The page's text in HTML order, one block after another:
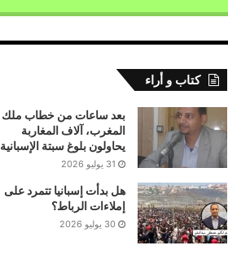
كتاب و أراء
بعد ساعات من خطاب ملك
المغرب، آلاف المغاربة
يحاولون بلوغ سبتة الإسبانية
31 يوليو 2026
هل بدأت إسبانيا تتمرد على
إملاءات الرباط؟
30 يوليو 2026